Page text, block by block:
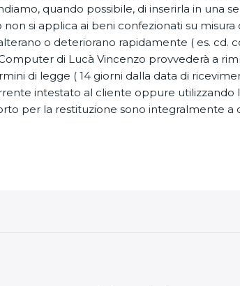
quando possibile, di inserirla in una
non si applica ai beni confezionati su
o deteriorano rapidamente ( es. cd.
di Lucà Vincenzo provvederà a
di legge ( 14 giorni dalla data di
intestato al cliente oppure utilizzando
per la restituzione sono integralmente a